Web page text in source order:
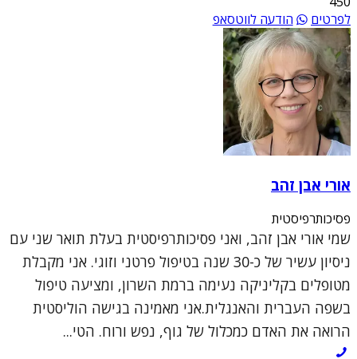
לפרטים
הודעה לווטסאפ
אורי אבן זהב
פסיכותרפיסטית
שמי אורי אבן זהב, ואני פסיכותרפיסטית בעלת תואר שני עם
ניסיון עשיר של כ-30 שנה בטיפול פרטני וזוגי. אני מקבלת
מטופלים בקליניקה נעימה ברמת השרון, ומציעה טיפול
בשפה העברית והאנגלית.אני מאמינה בגישה הוליסטית
הרואה את האדם כמכלול של גוף, נפש ורוח. הטי...